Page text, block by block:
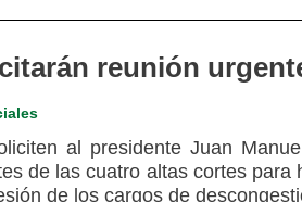
reunión
al presidente Juan
de las cuatro altas cortes
de los cargos de